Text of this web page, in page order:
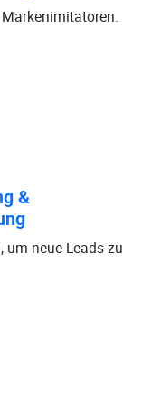
&
um neue Leads zu